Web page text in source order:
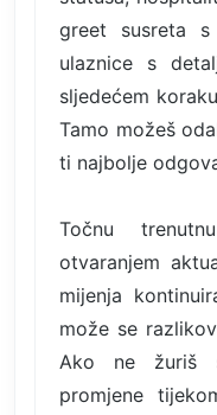
greet susreta s
ulaznice s
sljedećem
Tamo možeš
ti najbolje
Točnu
otvaranjem
mijenja
može se
Ako ne žuriš
promjene